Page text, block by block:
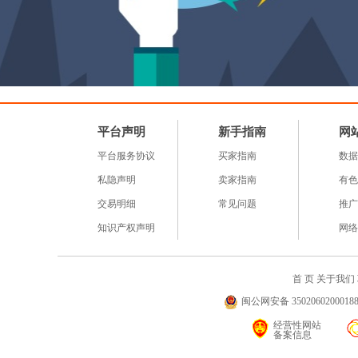
平台声明
平台服务协议
私隐声明
交易明细
知识产权声明
新手指南
买家指南
卖家指南
常见问题
网
数
有
推
网
首 页 关于我们
闽公网安备
经营性网站
备案信息